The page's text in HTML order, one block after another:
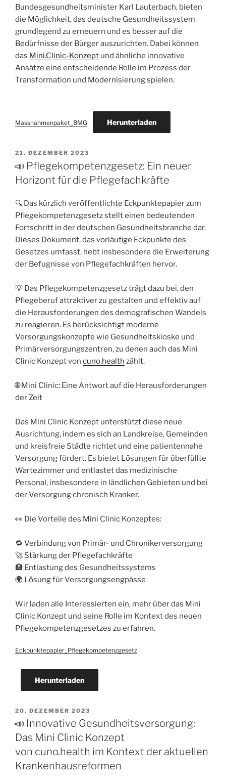
Bundesgesundheitsminister Karl Lauterbach, bieten
die Möglichkeit, das deutsche Gesundheitssystem
grundlegend zu erneuern und es besser auf die
Bedürfnisse der Bürger auszurichten. Dabei können
das Mini.Clinic-Konzept und ähnliche innovative
Ansätze eine entscheidende Rolle im Prozess der
Transformation und Modernisierung spielen.
Massnahmenpaket_BMG Herunterladen
21. DEZEMBER 2023
📣 Pflegekompetenzgesetz: Ein neuer
Horizont für die Pflegefachkräfte
🔍 Das kürzlich veröffentlichte Eckpunktepapier zum
Pflegekompetenzgesetz stellt einen bedeutenden
Fortschritt in der deutschen Gesundheitsbranche dar.
Dieses Dokument, das vorläufige Eckpunkte des
Gesetzes umfasst, hebt insbesondere die Erweiterung
der Befugnisse von Pflegefachkräften hervor.
💡 Das Pflegekompetenzgesetz trägt dazu bei, den
Pflegeberuf attraktiver zu gestalten und effektiv auf
die Herausforderungen des demografischen Wandels
zu reagieren. Es berücksichtigt moderne
Versorgungskonzepte wie Gesundheitskioske und
Primärversorgungszentren, zu denen auch das Mini
Clinic Konzept von cuno.health zählt.
🌐 Mini Clinic: Eine Antwort auf die Herausforderungen
der Zeit
Das Mini Clinic Konzept unterstützt diese neue
Ausrichtung, indem es sich an Landkreise, Gemeinden
und kreisfreie Städte richtet und eine patientennahe
Versorgung fördert. Es bietet Lösungen für überfüllte
Wartezimmer und entlastet das medizinische
Personal, insbesondere in ländlichen Gebieten und bei
der Versorgung chronisch Kranker.
👀 Die Vorteile des Mini Clinic Konzeptes:
🔁 Verbindung von Primär- und Chronikerversorgung
🚀 Stärkung der Pflegefachkräfte
🏥 Entlastung des Gesundheitssystems
🌍 Lösung für Versorgungsengpässe
Wir laden alle Interessierten ein, mehr über das Mini
Clinic Konzept und seine Rolle im Kontext des neuen
Pflegekompetenzgesetzes zu erfahren.
Eckpunktepapier_Pflegekompetenzgesetz
Herunterladen
20. DEZEMBER 2023
📣 Innovative Gesundheitsversorgung:
Das Mini Clinic Konzept
von cuno.health im Kontext der aktuellen
Krankenhausreformen